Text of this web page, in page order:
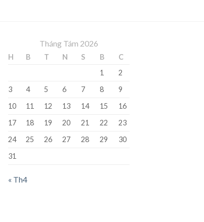
Tháng Tám 2026
H B T N S B
C
1
2
3
4 5 6 7 8
9
10
11 12 13 14 15
16
17
18 19 20 21 22
23
24
25 26 27 28 29
30
31
« Th4